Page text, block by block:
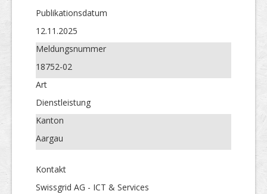
Publikations­datum
12.11.2025
Meldungs­nummer
18752-02
Art
Dienstleistung
Kanton
Aargau
Kontakt
Swissgrid AG - ICT & Services